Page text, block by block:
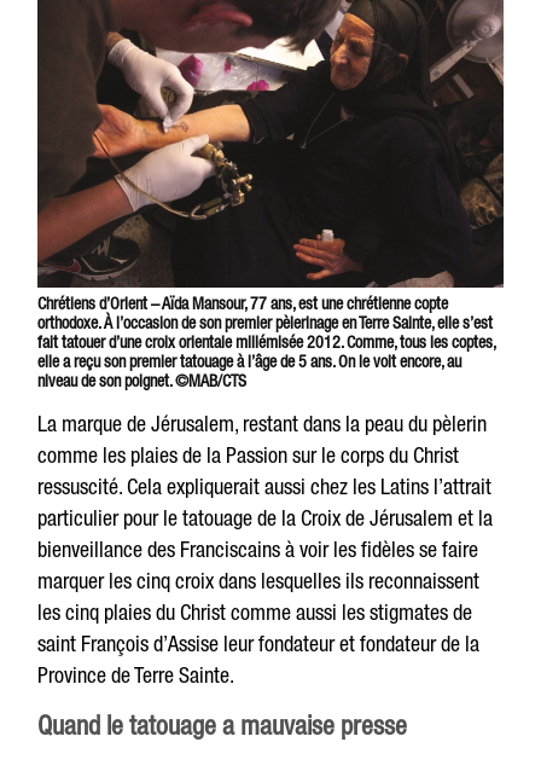
Chrétiens d’Orient –Aïda Mansour, 77 ans, est une chrétienne copte
orthodoxe. À l’occasion de son premier pèlerinage en Terre Sainte, elle s’est
fait tatouer d’une croix orientale millémisée 2012. Comme, tous les coptes,
elle a reçu son premier tatouage à l’âge de 5 ans. On le voit encore, au
niveau de son poignet. ©MAB/CTS
La marque de Jérusalem, restant dans la peau du pèlerin
comme les plaies de la Passion sur le corps du Christ
ressuscité. Cela expliquerait aussi chez les Latins l’attrait
particulier pour le tatouage de la Croix de Jérusalem et la
bienveillance des Franciscains à voir les fidèles se faire
marquer les cinq croix dans lesquelles ils reconnaissent
les cinq plaies du Christ comme aussi les stigmates de
saint François d’Assise leur fondateur et fondateur de la
Province de Terre Sainte.
Quand le tatouage a mauvaise presse